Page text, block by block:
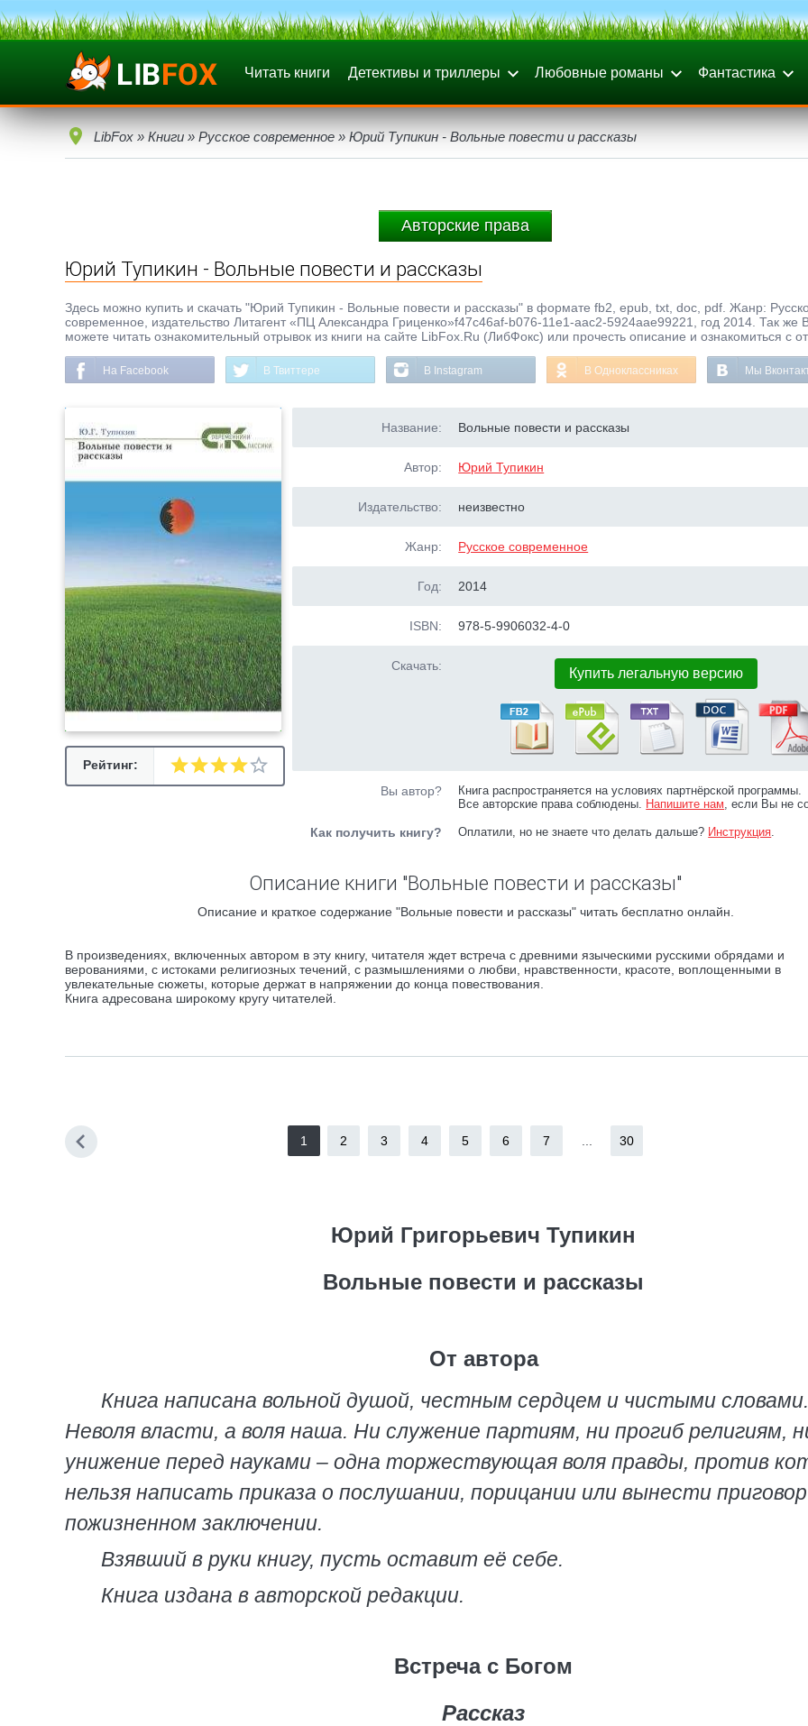
Читать книги Детективы и триллеры Любовные романы Фантастика
LibFox » Книги » Русское современное » Юрий Тупикин - Вольные повести и рассказы
Авторские права
Юрий Тупикин - Вольные повести и рассказы
Здесь можно купить и скачать "Юрий Тупикин - Вольные повести и рассказы" в формате fb2, epub, txt, doc, pdf. Жанр:
современное, издательство Литагент «ПЦ Александра Гриценко»f47c46af-b076-11e1-aac2-5924aae99221, год 2014. Так же
можете читать ознакомительный отрывок из книги на сайте LibFox.Ru (ЛибФокс) или прочесть описание и ознакомиться с
На Facebook В Твиттере В Instagram В Одноклассниках Мы
Рейтинг:
Название: Вольные повести и рассказы
Автор: Юрий Тупикин
Издательство: неизвестно
Жанр: Русское современное
Год: 2014
ISBN: 978-5-9906032-4-0
Скачать: Купить легальную версию
Вы автор?
Книга распространяется на условиях партнёрской программы.
Все авторские права соблюдены. Напишите нам, если Вы не
Как получить книгу? Оплатили, но не знаете что делать дальше? Инструкция.
Описание книги "Вольные повести и рассказы"
Описание и краткое содержание "Вольные повести и рассказы" читать бесплатно онлайн.
В произведениях, включенных автором в эту книгу, читателя ждет встреча с древними языческими русскими обрядами и
верованиями, с истоками религиозных течений, с размышлениями о любви, нравственности, красоте, воплощенными в
увлекательные сюжеты, которые держат в напряжении до конца повествования.
Книга адресована широкому кругу читателей.
1 2 3 4 5 6 7 30
Юрий Григорьевич Тупикин
Вольные повести и рассказы
От автора
Книга написана вольной душой, честным сердцем и чистыми словами.
Неволя власти, а воля наша. Ни служение партиям, ни прогиб религиям,
унижение перед науками – одна торжествующая воля правды, против
нельзя написать приказа о послушании, порицании или вынести
пожизненном заключении.
Взявший в руки книгу, пусть оставит её себе.
Книга издана в авторской редакции.
Встреча с Богом
Рассказ